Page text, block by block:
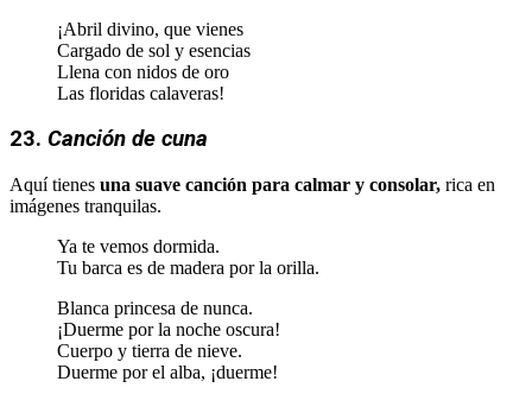
¡Abril divino, que vienes
Cargado de sol y esencias
Llena con nidos de oro
Las floridas calaveras!
23. Canción de cuna
Aquí tienes una suave canción para calmar y consolar, rica en
imágenes tranquilas.
Ya te vemos dormida.
Tu barca es de madera por la orilla.
Blanca princesa de nunca.
¡Duerme por la noche oscura!
Cuerpo y tierra de nieve.
Duerme por el alba, ¡duerme!